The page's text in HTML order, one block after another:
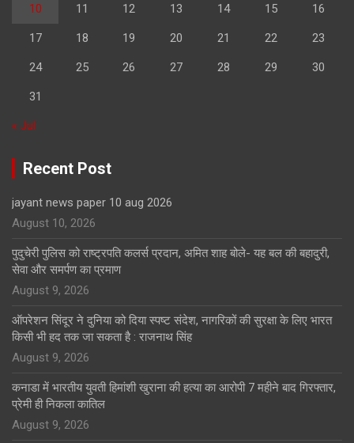
10 11 12 13 14 15 16
17 18 19 20 21 22 23
24 25 26 27 28 29 30
31
« Jul
Recent Post
jayant news paper 10 aug 2026
August 10, 2026
पुदुचेरी पुलिस को राष्ट्रपति कलर्स प्रदान, अमित शाह बोले- यह बल की बहादुरी,
सेवा और समर्पण का प्रमाण
August 9, 2026
ऑपरेशन सिंदूर ने दुनिया को दिया स्पष्ट संदेश, नागरिकों की सुरक्षा के लिए भारत
किसी भी हद तक जा सकता है : राजनाथ सिंह
August 9, 2026
कनाडा में भारतीय युवती हिमांशी खुराना की हत्या का आरोपी 7 महीने बाद गिरफ्तार,
प्रेमी ही निकला कातिल
August 9, 2026